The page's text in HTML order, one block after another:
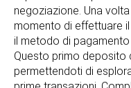
negoziazione. Una
momento di effettuare
il metodo di
Questo primo deposito
permettendoti di